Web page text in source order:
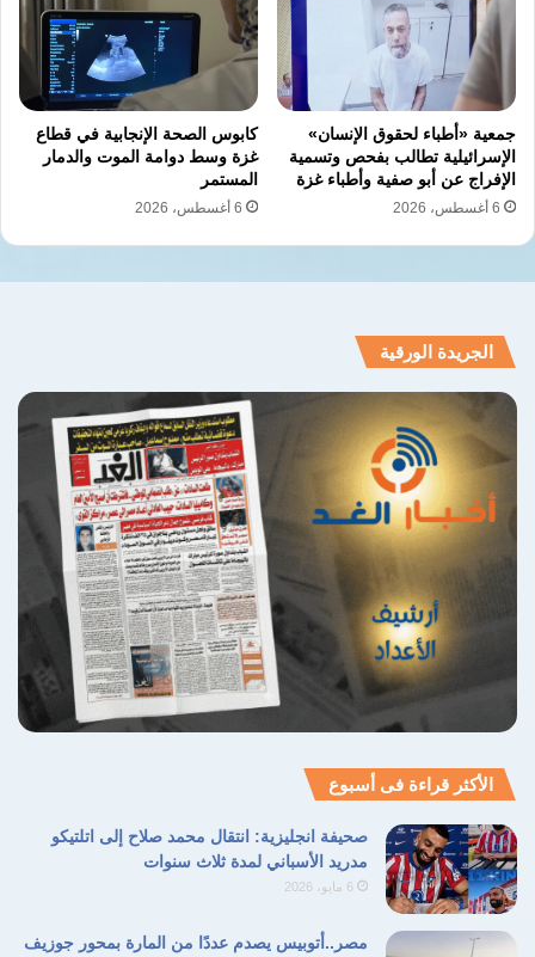
حقوق الإنسان
نسخ الرابط
جمعية «أطباء لحقوق الإنسان»
الإسرائيلية تطالب بفحص وتسمية
الإفراج عن أبو صفية وأطباء غزة
6 أغسطس، 2026
كابوس الصحة الإنجابية في قطاع
غزة وسط دوامة الموت والدمار
المستمر
6 أغسطس، 2026
الجريدة الورقية
الأكثر قراءة فى أسبوع
صحيفة انجليزية: انتقال محمد صلاح إلى اتلتيكو
مدريد الأسباني لمدة ثلاث سنوات
6 مايو، 2026
مصر..أتوبيس يصدم عددًا من المارة بمحور جوزيف